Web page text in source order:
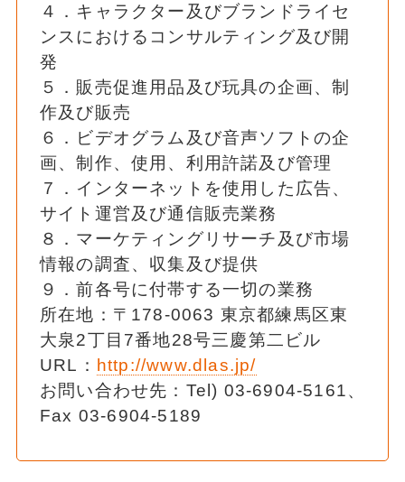
４．キャラクター及びブランドライセ
ンスにおけるコンサルティング及び開
発
５．販売促進用品及び玩具の企画、制
作及び販売
６．ビデオグラム及び音声ソフトの企
画、制作、使用、利用許諾及び管理
７．インターネットを使用した広告、
サイト運営及び通信販売業務
８．マーケティングリサーチ及び市場
情報の調査、収集及び提供
９．前各号に付帯する一切の業務
所在地：〒178-0063 東京都練馬区東
大泉2丁目7番地28号三慶第二ビル
URL： http://www.dlas.jp/
お問い合わせ先：Tel) 03-6904-5161、
Fax 03-6904-5189